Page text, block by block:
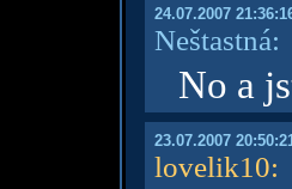
24.07.2007
Neštastná:
No a
23.07.2007
lovelik10: